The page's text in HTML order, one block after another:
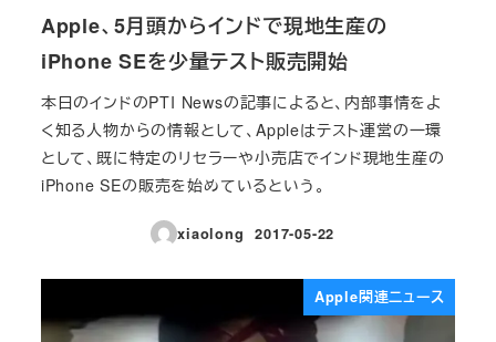
Apple、5月頭からインドで現地生産の
iPhone SEを少量テスト販売開始
本日のインドのPTI Newsの記事によると、内部事情をよ
く知る人物からの情報として、Appleはテスト運営の一環
として、既に特定のリセラーや小売店でインド現地生産の
iPhone SEの販売を始めているという。
xiaolong
投稿日
2017-05-22
Apple関連ニュース